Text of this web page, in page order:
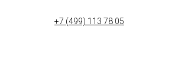
+7 (499) 113 78 05